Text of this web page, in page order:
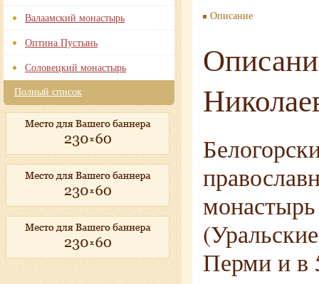
Валаамский монастырь
Оптина Пустынь
Соловецкий монастырь
Полный список
Описание
Перми и в